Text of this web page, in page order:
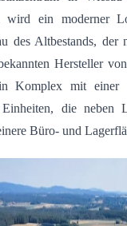
wird ein moderner
des Altbestands,
Hersteller
Komplex mit einer
die neben
Büro- und